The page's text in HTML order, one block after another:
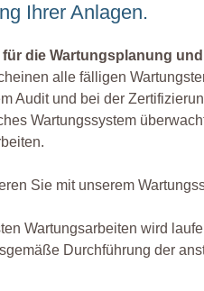
Ihrer Anlagen.
die Wartungsplanung
alle fälligen
Audit und bei der
Wartungssystem
Sie mit unserem
Wartungsarbeiten wird
Durchführung der